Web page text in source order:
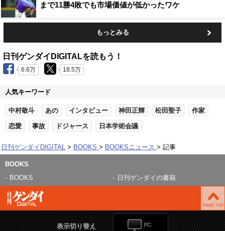
まで11勝4敗でも市場価値が低かったワケ
もっとみる
日刊ゲンダイDIGITALを読もう！
6.6万 18.5万
人気キーワード
中村敬斗 あの インタビュー 神田正輝 松田聖子 作家
恋愛 事故 ドジャース 日本学術会議
日刊ゲンダイDIGITAL BOOKS BOOKSニュース 記事
BOOKS
BOOKS
日刊ゲンダイの書籍
表示切り替え